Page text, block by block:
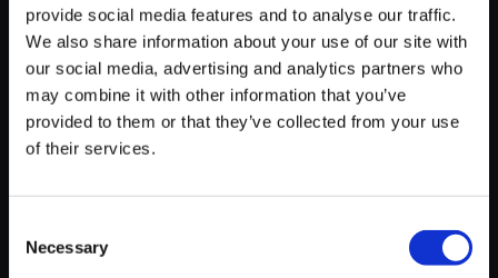
provide social media features and to analyse our traffic.
We also share information about your use of our site with
our social media, advertising and analytics partners who
may combine it with other information that you’ve
provided to them or that they’ve collected from your use
of their services.
Selection
Necessary
【単曲】モンスターハンターワ
イルズ オリジナルサウンドトラ
7ポイント付与